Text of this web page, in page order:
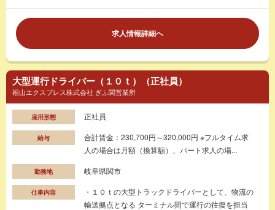
求人情報詳細へ
大型運行ドライバー（１０ｔ）（正社員）
福山エクスプレス株式会社 ぎふ関営業所
雇用形態 正社員
給与
合計賃金：230,700円～320,000円 ※フルタイム求
人の場合は月額（換算額）、パート求人の場...
勤務地 岐阜県関市
仕事内容
・１０ｔの大型トラックドライバーとして、物流の
輸送拠点となる ターミナル間で運行の往復を担当